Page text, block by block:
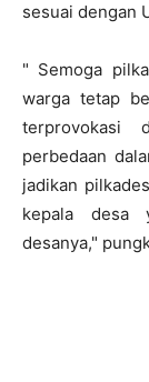
sesuai dengan
" Semoga
warga tetap
terprovokasi
perbedaan
jadikan
kepala desa
desanya,"